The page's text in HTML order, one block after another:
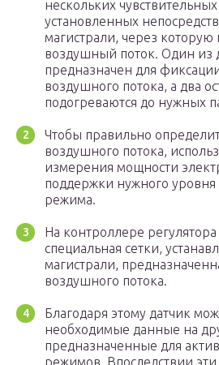
нескольких
установленных
магистрали, через которую
воздушный поток. Один из
предназначен для
воздушного потока, а два
подогреваются до нужных
Чтобы правильно
воздушного потока,
измерения мощности
поддержки нужного уровня
режима.
На контроллере регулятора
специальная сетки,
магистрали,
воздушного потока.
Благодаря этому датчик
необходимые данные на
предназначенные для
режимов. Впоследствии